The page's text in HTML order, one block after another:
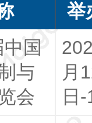
举
国
与
会
月
日